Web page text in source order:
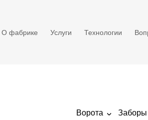
О фабрике Услуги Технологии
Ворота Заборы